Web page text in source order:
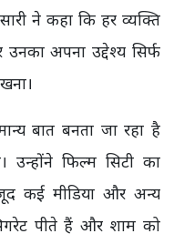
ने कहा कि हर व्यक्ति
अपना उद्देश्य सिर्फ
बात बनता जा रहा है
फिल्म सिटी का
कई मीडिया और अन्य
पीते हैं और शाम को